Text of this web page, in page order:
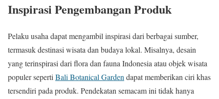
Inspirasi Pengembangan Produk
Pelaku usaha dapat mengambil inspirasi dari berbagai sumber,
termasuk destinasi wisata dan budaya lokal. Misalnya, desain
yang terinspirasi dari flora dan fauna Indonesia atau objek wisata
populer seperti Bali Botanical Garden dapat memberikan ciri khas
tersendiri pada produk. Pendekatan semacam ini tidak hanya